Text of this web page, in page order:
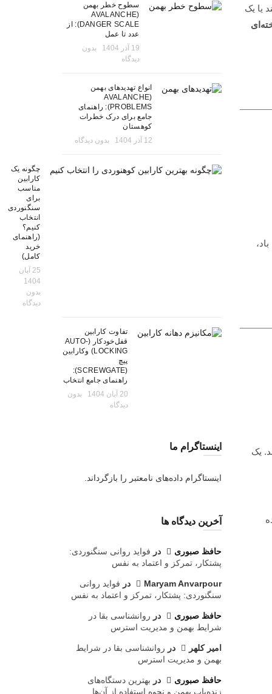
یا یک
یک
سطوح خطر بهمن
(AVALANCHE
DANGER SCALE): از
عدد تا عمل
19 آذر 1404
بدون
دیدگاه
انواع تهدیدهای بهمن
(AVALANCHE
PROBLEMS): راهنمای
جامع برای درک خطرات
کوهستان
12 آذر 1404
بدون دیدگاه
چگونه یک
کارابین
مناسب
برای
سنگنوردی
انتخاب
کنیم؟
(راهنمای
خرید
کامل)
25 آبان
1404
بدون
دیدگاه
تفاوت کارابین
قفل‌خودکار (AUTO-
LOCKING) وکارابین
پیچ
(SCREWGATE):
راهنمای جامع انتخاب
20 آبان 1404
بدون
دیدگاه
اینستاگرام ما
اینستاگرام داده‌های نامعتبر را بازگرداند.
آخرین دیدگاه ها
حافظ صبوری در فواید روانی سنگنوردی:
پشتکار، تمرکز و اعتماد به نفس
Maryam Anvarpour در فواید روانی
سنگنوردی: پشتکار، تمرکز و اعتماد به نفس
حافظ صبوری در روانشناسی بقا در
شرایط بهمن و مدیریت استرس
امیر کلهر در روانشناسی بقا در شرایط
بهمن و مدیریت استرس
حافظ صبوری در بهترین دستگاه‌های
زنده‌یاب بهمن و نحوه استفاده از آن‌ها